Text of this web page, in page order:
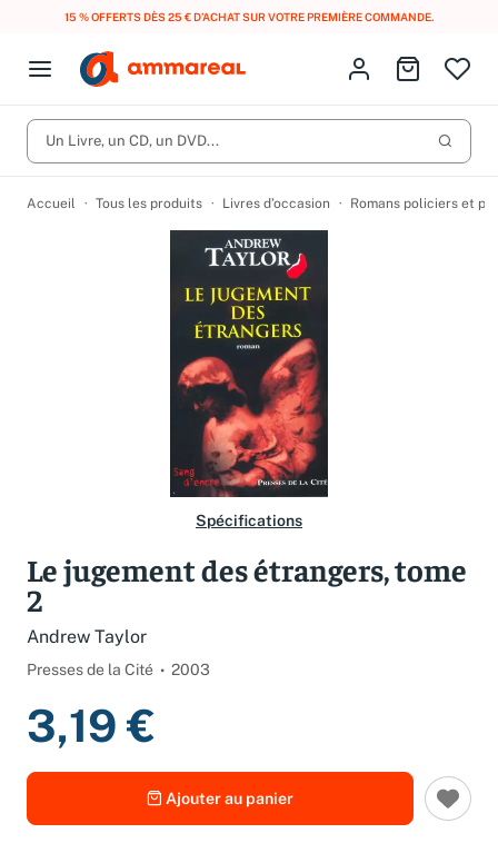
15 % OFFERTS DÈS 25 € D’ACHAT SUR VOTRE PREMIÈRE COMMANDE.
Open menu
Fermer le menu
CD d'occasion
DVD d'occasion
Lancer
Vous n'avez pas trouvé l'article que vous cherchiez ?
Activez les notifications dans votre compte pour être alerté dès
qu'il est en stock.
Créer une alerte
Identifiez-vous
Aller au
Un Livre, un CD, un DVD...
Accueil Tous les produits Livres d’occasion Romans policiers et
Spécifications
Le jugement des étrangers, tome
2
Andrew Taylor
Presses de la Cité 2003
3,19 €
Ajouter au panier